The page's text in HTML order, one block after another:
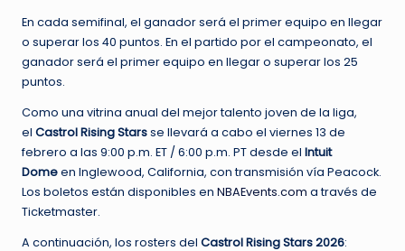
En cada semifinal, el ganador será el primer equipo en llegar
o superar los 40 puntos. En el partido por el campeonato, el
ganador será el primer equipo en llegar o superar los 25
puntos.
Como una vitrina anual del mejor talento joven de la liga,
el Castrol Rising Starsse llevará a cabo el viernes 13 de
febrero a las 9:00 p.m. ET / 6:00 p.m. PT desde el Intuit
Domeen Inglewood, California, con transmisión vía Peacock.
Los boletos están disponibles en NBAEvents.com a través de
Ticketmaster.
A continuación, los rosters del Castrol Rising Stars 2026: